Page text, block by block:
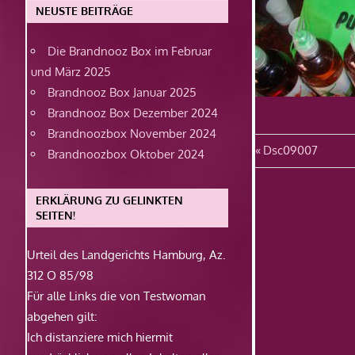
Vorheriger
Beitrag:
Dsc09007
NEUSTE BEITRÄGE
Die Brandnooz Box im Februar
und März 2025
Brandnooz Box Januar 2025
Brandnooz Box Dezember 2024
Brandnoozbox November 2024
Brandnoozbox Oktober 2024
ERKLÄRUNG ZU GELINKTEN
SEITEN!
Urteil des Landgerichts Hamburg, Az.
312 O 85/98
Für alle Links die von Testwoman
abgehen gilt:
Ich distanziere mich hiermit